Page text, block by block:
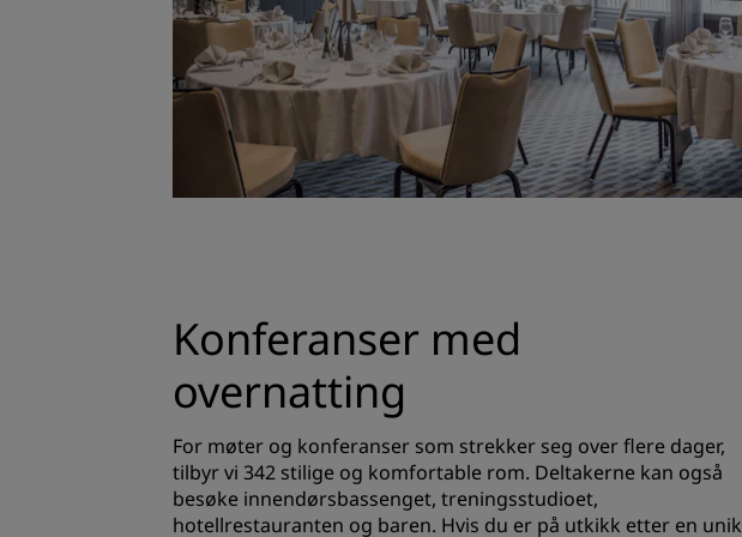
Konferanser med
overnatting
For møter og konferanser som strekker seg over flere dager,
tilbyr vi 342 stilige og komfortable rom. Deltakerne kan også
besøke innendørsbassenget, treningsstudioet,
hotellrestauranten og baren. Hvis du er på utkikk etter en unik